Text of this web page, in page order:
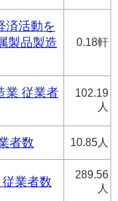
済活動を
製品製造
0.18軒
業 従業者
102.19
人
者数 10.85人
業者数
289.56
人